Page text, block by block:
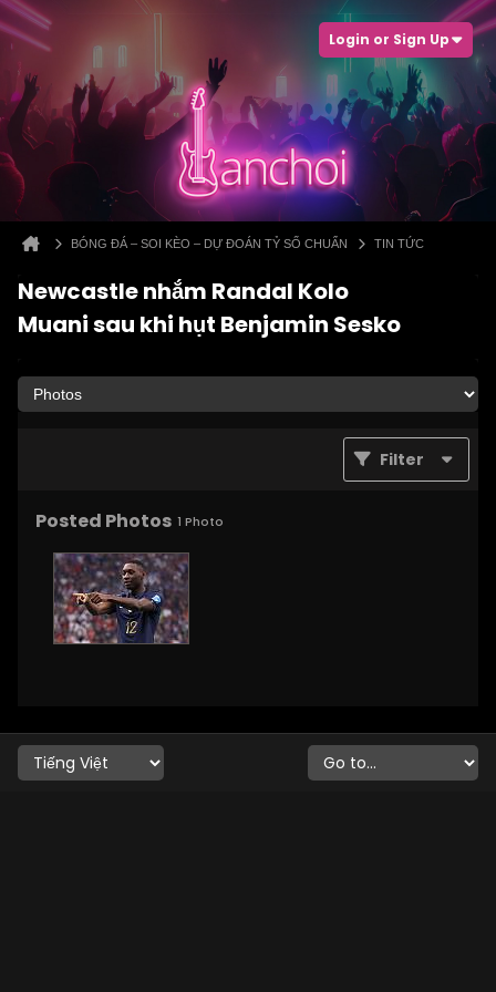
Login or Sign Up
BÓNG ĐÁ – SOI KÈO – DỰ ĐOÁN TỶ SỐ CHUẨN TIN TỨC
Newcastle nhắm Randal Kolo
Muani sau khi hụt Benjamin Sesko
Filter
Posted Photos 1 Photo